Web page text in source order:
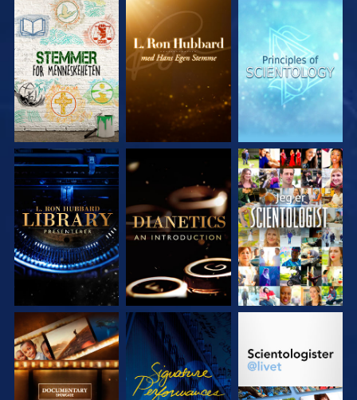
UTFORSK SERIEN UTFORSK SERIEN UTFORSK SERIEN
UTFORSK SERIEN UTFORSK SERIEN SE
UTFORSK SERIEN SE UTFORSK SERIEN